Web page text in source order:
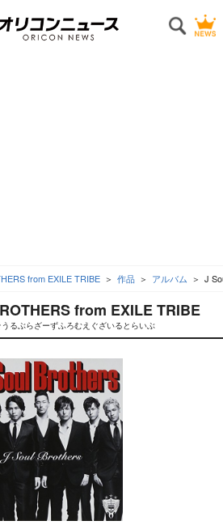
from EXILE TRIBE 作品 アルバム J
from EXILE TRIBE
るぶらざーずふろむえぐざいるとらいぶ